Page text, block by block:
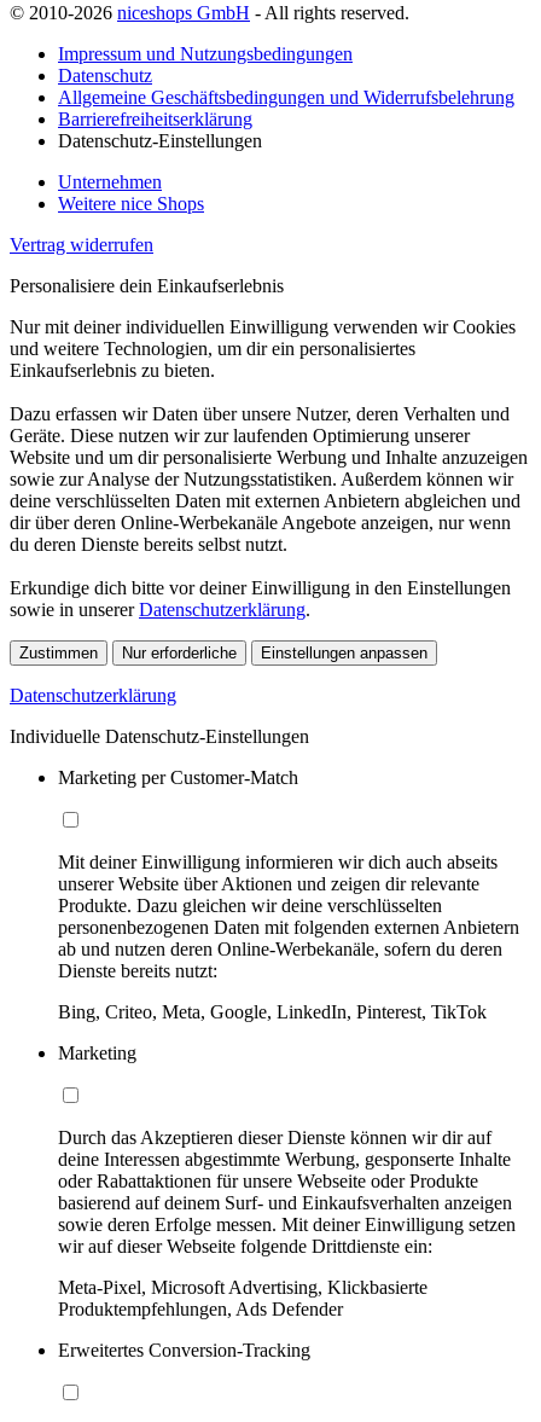
© 2010-2026 niceshops GmbH - All rights reserved.
Impressum und Nutzungsbedingungen
Datenschutz
Allgemeine Geschäftsbedingungen und Widerrufsbelehrung
Barrierefreiheitserklärung
Datenschutz-Einstellungen
Unternehmen
Weitere nice Shops
Vertrag widerrufen
Personalisiere dein Einkaufserlebnis
Nur mit deiner individuellen Einwilligung verwenden wir Cookies
und weitere Technologien, um dir ein personalisiertes
Einkaufserlebnis zu bieten.
Dazu erfassen wir Daten über unsere Nutzer, deren Verhalten und
Geräte. Diese nutzen wir zur laufenden Optimierung unserer
Website und um dir personalisierte Werbung und Inhalte anzuzeigen
sowie zur Analyse der Nutzungsstatistiken. Außerdem können wir
deine verschlüsselten Daten mit externen Anbietern abgleichen und
dir über deren Online-Werbekanäle Angebote anzeigen, nur wenn
du deren Dienste bereits selbst nutzt.
Erkundige dich bitte vor deiner Einwilligung in den Einstellungen
sowie in unsererDatenschutzerklärung.
Zustimmen Nur erforderliche Einstellungen anpassen
Datenschutzerklärung
Individuelle Datenschutz-Einstellungen
Marketing per Customer-Match
Mit deiner Einwilligung informieren wir dich auch abseits
unserer Website über Aktionen und zeigen dir relevante
Produkte. Dazu gleichen wir deine verschlüsselten
personenbezogenen Daten mit folgenden externen Anbietern
ab und nutzen deren Online-Werbekanäle, sofern du deren
Dienste bereits nutzt:
Bing, Criteo, Meta, Google, LinkedIn, Pinterest, TikTok
Marketing
Durch das Akzeptieren dieser Dienste können wir dir auf
deine Interessen abgestimmte Werbung, gesponserte Inhalte
oder Rabattaktionen für unsere Webseite oder Produkte
basierend auf deinem Surf- und Einkaufsverhalten anzeigen
sowie deren Erfolge messen. Mit deiner Einwilligung setzen
wir auf dieser Webseite folgende Drittdienste ein:
Meta-Pixel, Microsoft Advertising, Klickbasierte
Produktempfehlungen, Ads Defender
Erweitertes Conversion-Tracking